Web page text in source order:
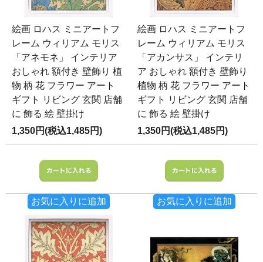
絵画 ロハス ミニアートフ
レーム ウィリアム モリス
「アネモネ」 インテリア
おしゃれ 額付き 壁飾り 植
物 柄 花 フラワー アート
ギフト リビング 玄関 店舗
に 飾る 絵 壁掛け
1,350円(税込1,485円)
お気に入りに追加
絵画 ロハス ミニアートフ
レーム ウィリアム モリス
「アカンサス」 インテリ
ア おしゃれ 額付き 壁飾り
植物 柄 花 フラワー アート
ギフト リビング 玄関 店舗
に 飾る 絵 壁掛け
1,350円(税込1,485円)
お気に入りに追加